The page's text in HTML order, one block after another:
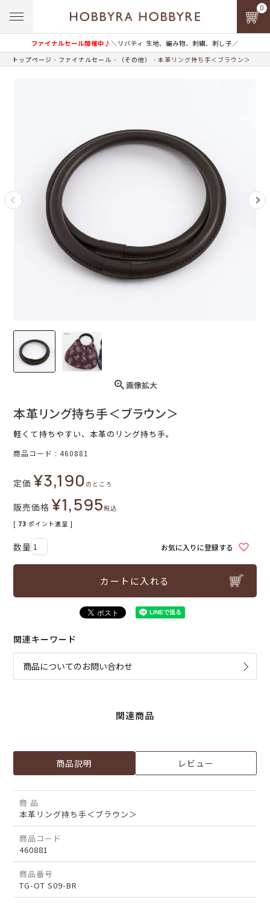
ファイナルセール開催中♪＼リバティ 生地、編み物、刺繍、刺し子／
0
トップページ ファイナルセール （その他） 本革リング持ち手＜ブラウン＞
画像拡大
本革リング持ち手＜ブラウン＞
軽くて持ちやすい、本革のリング持ち手。
商品コード 460881
定価 ¥3,190 のところ
販売価格 ¥1,595税込
[ 73 ポイント進呈 ]
お気に入りに登録する
カートに入れる
関連キーワード
商品についてのお問い合わせ
関連商品
商品説明 レビュー
商 品
本革リング持ち手＜ブラウン＞
商品コード
460881
商品番号
TG-OT S09-BR